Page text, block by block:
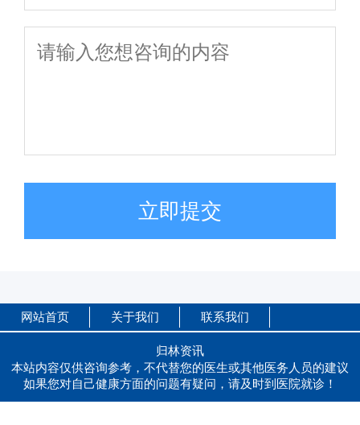
立即提交
网站首页 关于我们 联系我们
归林资讯
本站内容仅供咨询参考，不代替您的医生或其他医务人员的建议
如果您对自己健康方面的问题有疑问，请及时到医院就诊！